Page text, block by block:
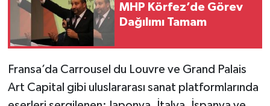
MHP Körfez’de Görev
Dağılımı Tamam
Fransa’da Carrousel du Louvre ve Grand Palais
Art Capital gibi uluslararası sanat platformlarında